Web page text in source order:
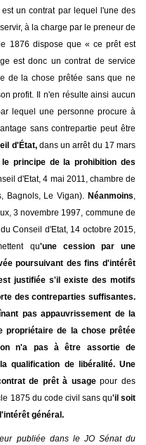
un contrat par lequel l'une des
à la charge par le preneur de
1876 dispose que « ce prêt est
est donc un contrat de service
de la chose prêtée sans que ne
profit. Il n'en résulte ainsi aucun
lequel une personne procure à
sans contrepartie peut être
d'État,dans un arrêt du 17 mars
principe de la prohibition des
d'Etat, 4 mai 2011, chambre de
Bagnols, Le Vigan). Néanmoins,
3 novembre 1997, commune de
Conseil d'Etat, 14 octobre 2015,
qu'une cession par une
poursuivant des fins d'intérêt
justifiée s'il existe des motifs
des contreparties suffisantes.
pas appauvrissement de la
propriétaire de la chose prêtée
n'a pas à être assortie de
qualification de libéralité. Une
de prêt à usagepour des
1875 du code civil sans qu'il soit
général.
publiée dans le JO Sénat du